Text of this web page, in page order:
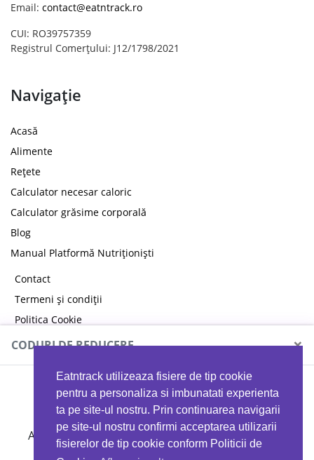
Eatntrack utilizeaza fisiere de tip cookie
pentru a personaliza si imbunatati experienta
ta pe site-ul nostru. Prin continuarea navigarii
pe site-ul nostru confirmi acceptarea utilizarii
fisierelor de tip cookie conform Politicii de
Email: contact@eatntrack.ro
CUI: RO39757359
Registrul Comerțului: J12/1798/2021
Navigație
Acasă
Alimente
Rețete
Calculator necesar caloric
Calculator grăsime corporală
Blog
Manual Platformă Nutriționiști
Contact
Termeni și condiții
Politica Cookie
Politica de confidențialitate
CODURI DE REDUCERE ×
MYPROTEIN
Ai 40%reducere la orice comandă folosind codul
EATTRACK